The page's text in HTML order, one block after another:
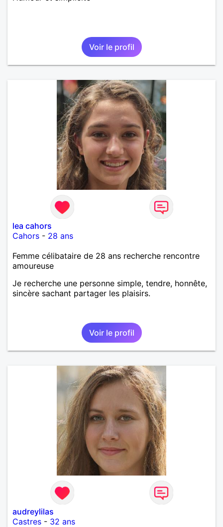
Voir le profil
lea cahors
Cahors - 28 ans
Femme célibataire de 28 ans recherche rencontre
amoureuse
Je recherche une personne simple, tendre, honnête,
sincère sachant partager les plaisirs.
Voir le profil
audreylilas
Castres - 32 ans